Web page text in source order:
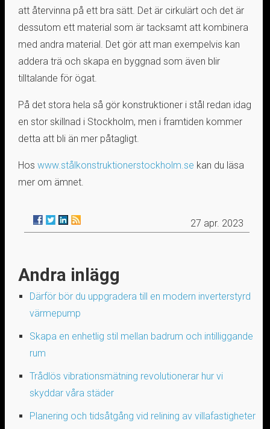
att återvinna på ett bra sätt. Det är cirkulärt och det är
dessutom ett material som är tacksamt att kombinera
med andra material. Det gör att man exempelvis kan
addera trä och skapa en byggnad som även blir
tilltalande för ögat.
På det stora hela så gör konstruktioner i stål redan idag
en stor skillnad i Stockholm, men i framtiden kommer
detta att bli än mer påtagligt.
Hos www.stålkonstruktionerstockholm.se kan du läsa
mer om ämnet.
27 apr. 2023
Andra inlägg
Därför bör du uppgradera till en modern inverterstyrd
värmepump
Skapa en enhetlig stil mellan badrum och intilliggande
rum
Trådlös vibrationsmätning revolutionerar hur vi
skyddar våra städer
Planering och tidsåtgång vid relining av villafastigheter